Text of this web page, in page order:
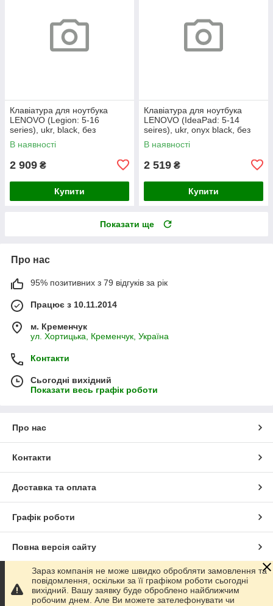
Клавіатура для ноутбука
LENOVO (Legion: 5-16
series), ukr, black, без
фрейма, підсвічування
клавіш
В наявності
2 909 ₴
Купити
Клавіатура для ноутбука
LENOVO (IdeaPad: 5-14
seires), ukr, onyx black, без
фрейму, підсвічування клавіш
(copilot)
В наявності
2 519 ₴
Купити
Показати ще
Про нас
95% позитивних з 79 відгуків за рік
Працює з 10.11.2014
м. Кременчук
ул. Хортицька, Кременчук, Україна
Контакти
Сьогодні вихідний
Показати весь графік роботи
Про нас
Контакти
Доставка та оплата
Графік роботи
Повна версія сайту
Сайт створено на маркетплейсіProm.ua
Зараз компанія не може швидко обробляти замовлення та
повідомлення, оскільки за її графіком роботи сьогодні
вихідний. Вашу заявку буде оброблено найближчим
робочим днем. Але Ви можете зателефонувати чи